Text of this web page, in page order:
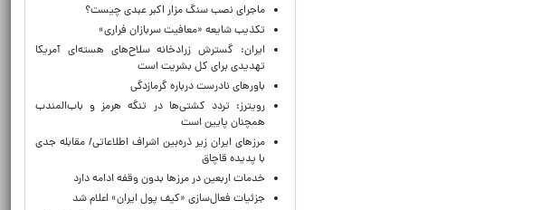
ماجرای نصب سنگ مزار اکبر عبدی چیست؟
تکذیب شایعه «معافیت سربازان فراری»
ایران: گسترش زرادخانه سلاح‌های هسته‌ای آمریکا
تهدیدی برای کل بشریت است
باورهای نادرست درباره گرمازدگی
رویترز: تردد کشتی‌ها در تنگه هرمز و باب‌المندب
همچنان پایین است
مرزهای ایران زیر ذره‌بین اشراف اطلاعاتی/ مقابله جدی
با پدیده قاچاق
خدمات اربعین در مرزها بدون وقفه ادامه دارد
جزئیات فعال‌سازی «کیف پول ایران» اعلام شد